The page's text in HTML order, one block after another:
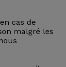
cas de
malgré les